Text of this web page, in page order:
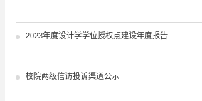
2023年度设计学学位授权点建设年度报告
校院两级信访投诉渠道公示